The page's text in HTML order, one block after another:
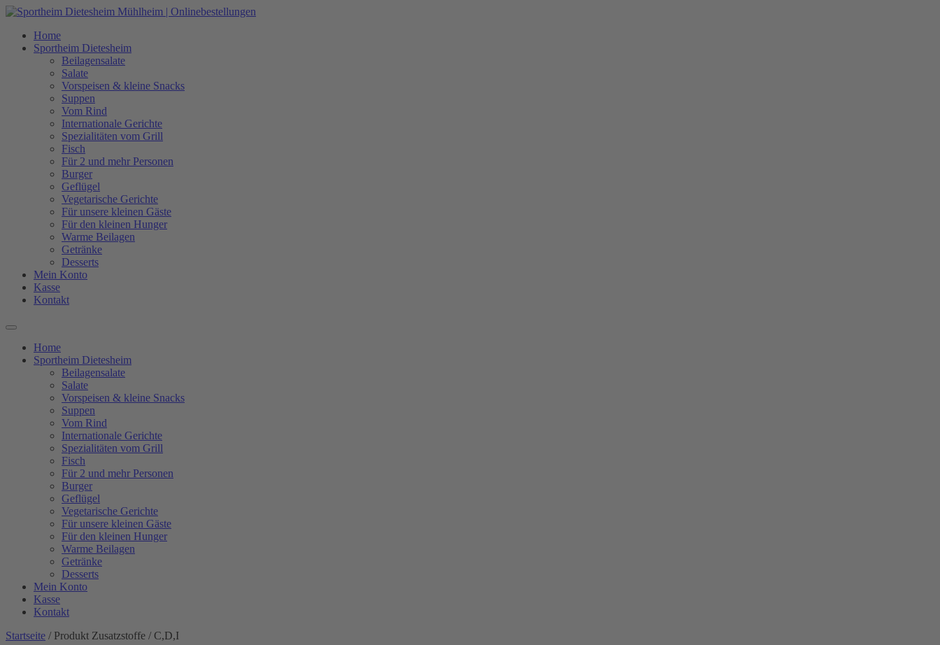
Home
Sportheim Dietesheim
Beilagensalate
Salate
Vorspeisen & kleine Snacks
Suppen
Vom Rind
Internationale Gerichte
Spezialitäten vom Grill
Fisch
Für 2 und mehr Personen
Burger
Geflügel
Vegetarische Gerichte
Für unsere kleinen Gäste
Für den kleinen Hunger
Warme Beilagen
Getränke
Desserts
Mein Konto
Kasse
Kontakt
Home
Sportheim Dietesheim
Beilagensalate
Salate
Vorspeisen & kleine Snacks
Suppen
Vom Rind
Internationale Gerichte
Spezialitäten vom Grill
Fisch
Für 2 und mehr Personen
Burger
Geflügel
Vegetarische Gerichte
Für unsere kleinen Gäste
Für den kleinen Hunger
Warme Beilagen
Getränke
Desserts
Mein Konto
Kasse
Kontakt
Startseite / Produkt Zusatzstoffe / C,D,I